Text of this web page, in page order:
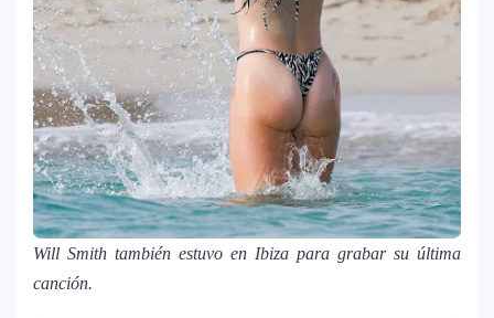
11
Justin Bieber rompe récord en Coachella
2026: el artista mejor pagado de la
historia del festival
12 Farándula ::. Isadora, hija de Chayanne,
logra su primera nominación a los Latin
Grammy 2025
Will Smith también estuvo en Ibiza para grabar su última
canción.